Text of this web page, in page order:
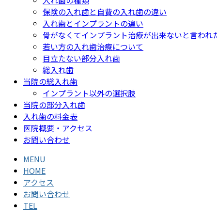
保険の入れ歯と自費の入れ歯の違い
入れ歯とインプラントの違い
骨がなくてインプラント治療が出来ないと言われ
若い方の入れ歯治療について
目立たない部分入れ歯
総入れ歯
当院の総入れ歯
インプラント以外の選択肢
当院の部分入れ歯
入れ歯の料金表
医院概要・アクセス
お問い合わせ
MENU
HOME
アクセス
お問い合わせ
TEL